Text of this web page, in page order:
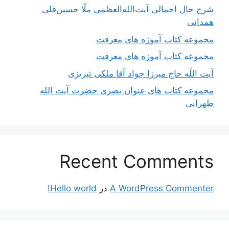
شرح حال اجمالی آیت‌الله‌العظمی ملّا حسین‌قلی
همدانی
مجموعه کتاب آموزه های معرفت
مجموعه کتاب آموزه های معرفت
آیت اللَه حاج میرزا جواد آقا ملکی تبریزی
مجموعه کتاب های عنوان بصری حضرت آیت الله
طهرانی
Recent Comments
A WordPress Commenter در Hello world!